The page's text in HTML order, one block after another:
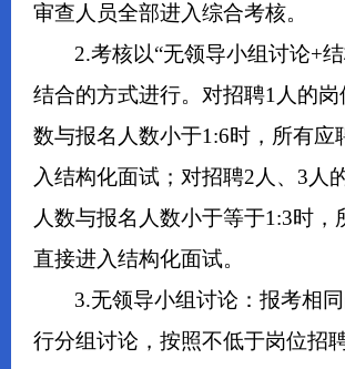
审查人员全部进入综合考核。
2.考核以“无领导小组讨论+
结合的方式进行。对招聘1人的岗
数与报名人数小于1:6时，所有应
入结构化面试；对招聘2人、3人
人数与报名人数小于等于1:3时，
直接进入结构化面试。
3.无领导小组讨论：报考相
行分组讨论，按照不低于岗位招